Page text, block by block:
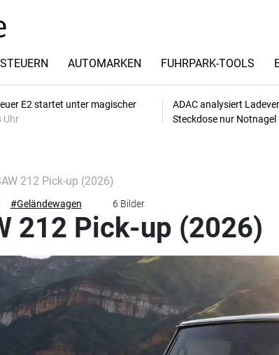
AUTOMARKEN FUHRPARK-TOOLS
E2 startet unter magischer
Uhr
ADAC analysiert
Steckdose nur Notnagel
212 Pick-up (2026)
#Geländewagen 6 Bilder
212 Pick-up (2026)